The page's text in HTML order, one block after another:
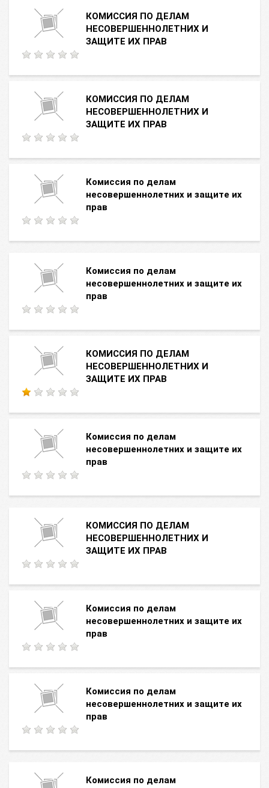
КОМИССИЯ ПО ДЕЛАМ
НЕСОВЕРШЕННОЛЕТНИХ И
ЗАЩИТЕ ИХ ПРАВ
КОМИССИЯ ПО ДЕЛАМ
НЕСОВЕРШЕННОЛЕТНИХ И
ЗАЩИТЕ ИХ ПРАВ
Комиссия по делам
несовершеннолетних и защите их
прав
Комиссия по делам
несовершеннолетних и защите их
прав
КОМИССИЯ ПО ДЕЛАМ
НЕСОВЕРШЕННОЛЕТНИХ И
ЗАЩИТЕ ИХ ПРАВ
Комиссия по делам
несовершеннолетних и защите их
прав
КОМИССИЯ ПО ДЕЛАМ
НЕСОВЕРШЕННОЛЕТНИХ И
ЗАЩИТЕ ИХ ПРАВ
Комиссия по делам
несовершеннолетних и защите их
прав
Комиссия по делам
несовершеннолетних и защите их
прав
Комиссия по делам